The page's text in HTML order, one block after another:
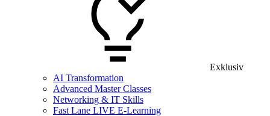
Exklusiv
AI Transformation
Advanced Master Classes
Networking & IT Skills
Fast Lane LIVE E-Learning